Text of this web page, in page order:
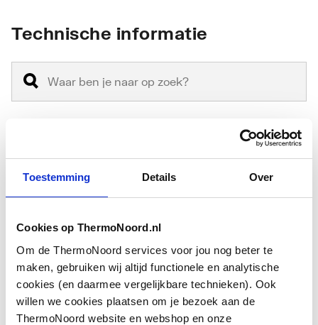
Toestemming Details Over
Cookies op ThermoNoord.nl
Om de ThermoNoord services voor jou nog beter te
maken, gebruiken wij altijd functionele en analytische
cookies (en daarmee vergelijkbare technieken). Ook
willen we cookies plaatsen om je bezoek aan de
ThermoNoord website en webshop en onze
Technische informatie
Vorm Bekersifon
Kleur Wit
Afvoerplugmaat 1.1/4" (32)
Uitwendige
buisdiameter afvoer
32
Toon meer